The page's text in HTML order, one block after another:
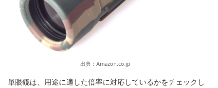
出典： Amazon.co.jp
単眼鏡は、用途に適した倍率に対応しているかをチェックし